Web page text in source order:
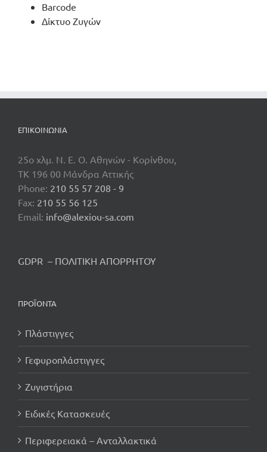
Barcode
Δίκτυο Ζυγών
ΕΠΙΚΟΙΝΩΝΊΑ
25o χλμ. Ν. Ε. Ο. Αθηνών - Κορίνθου,
TK 196 00 Μάνδρα Αττικής
Phone: 210 55 57 208 - 9
Fax: 210 55 56 125
Email: info@alexiou-sa.com
GDPR – ΠΟΛΙΤΙΚΗ ΑΠΟΡΡΗΤΟΥ
ΠΡΟΪΟΝΤΑ
Πλάστιγγες
Γεφυροπλάστιγγες
Ζυγιστήρια
Ειδικές Κατασκευές
Περιφερειακά – Ανταλλακτικά